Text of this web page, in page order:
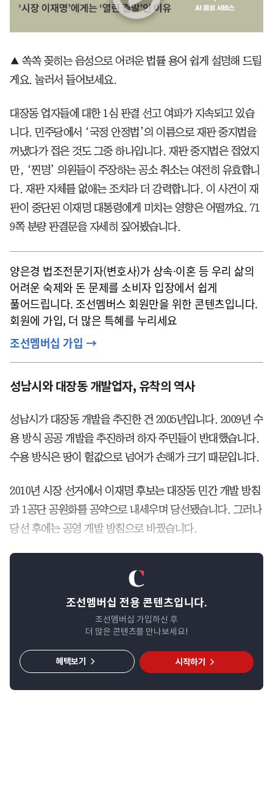
▲ 쏙쏙 꽂히는 음성으로 어려운 법률 용어 쉽게 설명해 드릴
게요. 눌러서 들어보세요.
대장동 업자들에 대한 1심 판결 선고 여파가 지속되고 있습
니다. 민주당에서 ‘국정 안정법’의 이름으로 재판 중지법을
꺼냈다가 접은 것도 그중 하나입니다. 재판 중지법은 접었지
만, ‘찐명’ 의원들이 주장하는 공소 취소는 여전히 유효합니
다. 재판 자체를 없애는 조치라 더 강력합니다. 이 사건이 재
판이 중단된 이재명 대통령에게 미치는 영향은 어떨까요. 71
9쪽 분량 판결문을 자세히 짚어봤습니다.
양은경 법조전문기자(변호사)가 상속·이혼 등 우리 삶의
어려운 숙제와 돈 문제를 소비자 입장에서 쉽게
풀어드립니다. 조선멤버스 회원만을 위한 콘텐츠입니다.
회원에 가입, 더 많은 특혜를 누리세요
조선멤버십 가입 →
성남시와 대장동 개발업자, 유착의 역사
성남시가 대장동 개발을 추진한 건 2005년입니다. 2009년 수
용 방식 공공 개발을 추진하려 하자 주민들이 반대했습니다.
수용 방식은 땅이 헐값으로 넘어가 손해가 크기 때문입니다.
2010년 시장 선거에서 이재명 후보는 대장동 민간 개발 방침
과 1공단 공원화를 공약으로 내세우며 당선됐습니다. 그러나
당선 후에는 공영 개발 방침으로 바꿨습니다.
조선멤버십 전용 콘텐츠입니다.
조선멤버십 가입하신 후
더 많은 콘텐츠를 만나보세요!
시작하기
혜택보기